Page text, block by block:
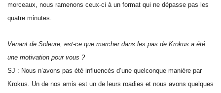
morceaux, nous ramenons ceux-ci à un format qui ne dépasse pas les
quatre minutes.
Venant de Soleure, est-ce que marcher dans les pas de Krokus a été
une motivation pour vous ?
SJ : Nous n’avons pas été influencés d’une quelconque manière par
Krokus. Un de nos amis est un de leurs roadies et nous avons quelques